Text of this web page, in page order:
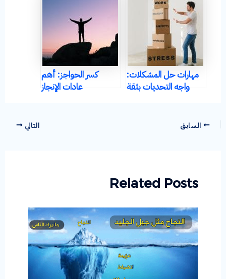
الشخصية)
مهارات حل المشكلات:
واجه التحديات بثقة
كسر الحواجز: أهم
عادات الإنجاز
السابق التالي
Related Posts